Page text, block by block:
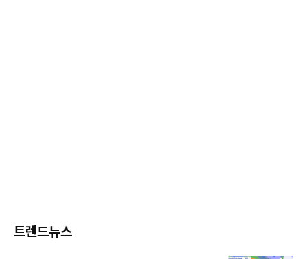
트렌드뉴스